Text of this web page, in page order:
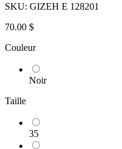
SKU: GIZEH E 128201
70.00 $
Couleur
Noir
Taille
35